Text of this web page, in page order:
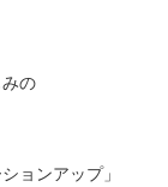
の
ョンアップ」